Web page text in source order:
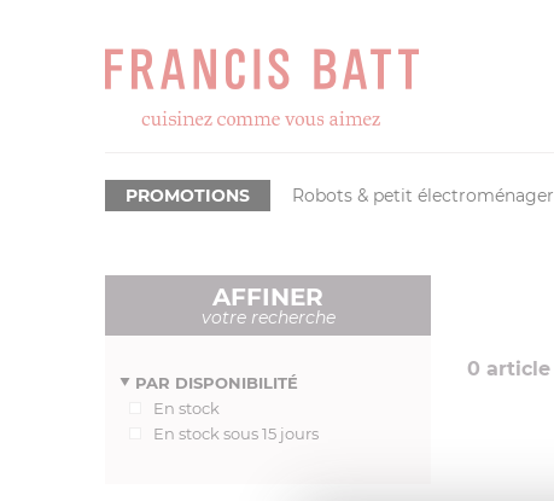
Robots & petit électroménager
PROMOTIONS
AFFINER
votre recherche
PAR DISPONIBILITÉ
En stock
En stock sous 15 jours
0 article